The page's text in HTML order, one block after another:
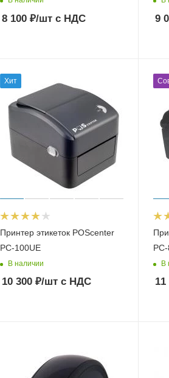
8 100 ₽/шт с НДС 9
Хит
Принтер этикеток POScenter
PC-100UE
В наличии
10 300 ₽/шт с НДС
В
11